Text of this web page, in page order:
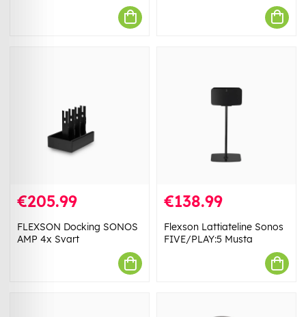
€205.99
FLEXSON Docking SONOS
AMP 4x Svart
€138.99
Flexson Lattiateline Sonos
FIVE/PLAY:5 Musta